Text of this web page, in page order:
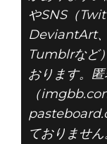
やSNS（
DeviantArt
Tumblrなど
おります。
（
ておりません